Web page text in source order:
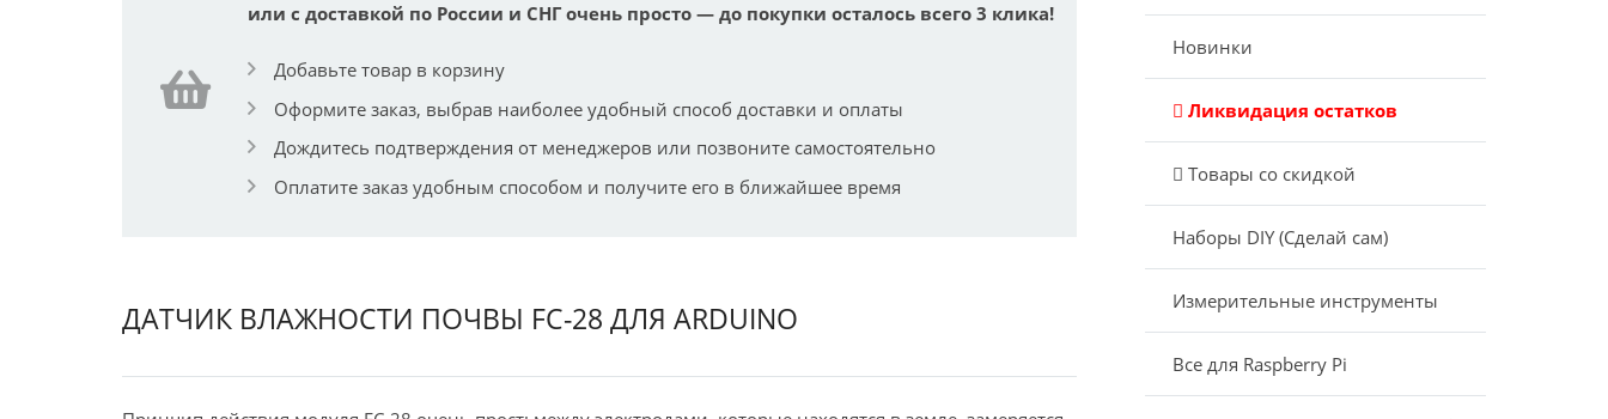
или с доставкой по России и СНГ очень просто — до покупки осталось всего 3 клика!
Добавьте товар в корзину
Оформите заказ, выбрав наиболее удобный способ доставки и оплаты
Дождитесь подтверждения от менеджеров или позвоните самостоятельно
Оплатите заказ удобным способом и получите его в ближайшее время
ДАТЧИК ВЛАЖНОСТИ ПОЧВЫ FC-28 ДЛЯ ARDUINO
Новинки
Ликвидация остатков
Товары со скидкой
Наборы DIY (Сделай сам)
Измерительные инструменты
Все для Raspberry Pi